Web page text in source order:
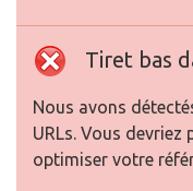
Tiret bas
Nous avons
URLs. Vous
optimiser votre